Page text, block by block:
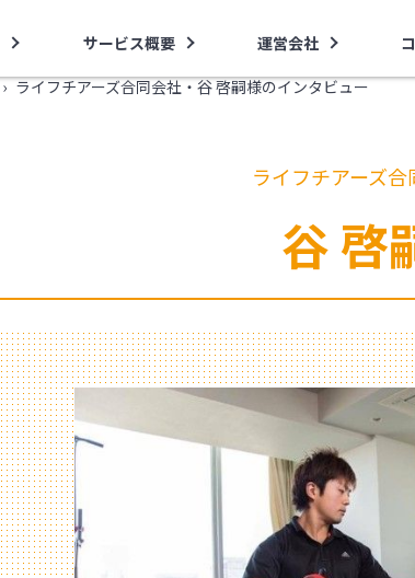
サービス概要 運営会社
› ライフチアーズ合同会社・谷 啓嗣様のインタビュー
ライフチアーズ合
谷 啓